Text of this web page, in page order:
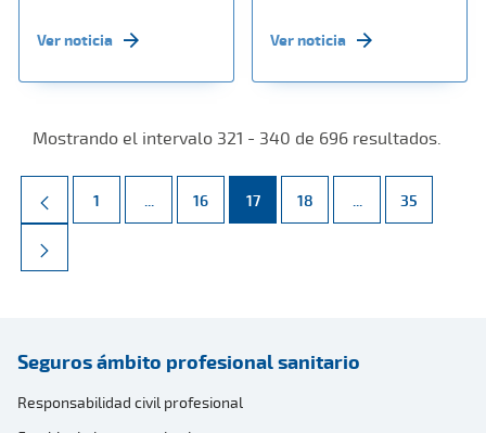
Ver noticia Ver noticia
Mostrando el intervalo 321 - 340 de 696 resultados.
Página
1 ... Páginas intermedias Use TAB para desplazarse.
Página
16 Página
17 Página
18 ... Páginas
Página
35
Seguros ámbito profesional sanitario
Responsabilidad civil profesional